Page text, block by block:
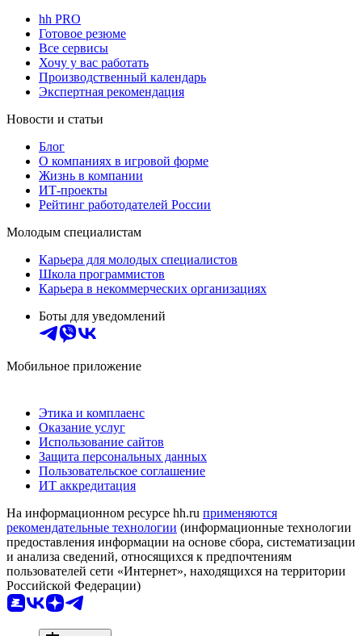
hh PRO
Готовое резюме
Все сервисы
Хочу у вас работать
Производственный календарь
Экспертная рекомендация
Новости и статьи
Блог
О компаниях в игровой форме
Жизнь в компании
ИТ-проекты
Рейтинг работодателей России
Молодым специалистам
Карьера для молодых специалистов
Школа программистов
Карьера в некоммерческих организациях
Боты для уведомлений
Мобильное приложение
Этика и комплаенс
Оказание услуг
Использование сайтов
Защита персональных данных
Пользовательское соглашение
ИТ аккредитация
На информационном ресурсе hh.ru применяются
рекомендательные технологии (информационные технологии
предоставления информации на основе сбора, систематизации
и анализа сведений, относящихся к предпочтениям
пользователей сети «Интернет», находящихся на территории
Российской Федерации)